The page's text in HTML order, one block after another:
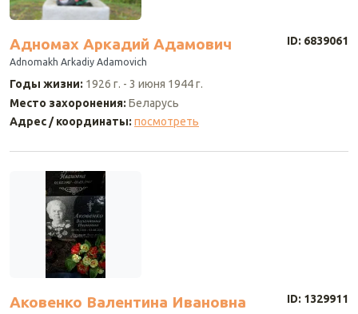
Адномах Аркадий Адамович ID: 6839061
Adnomakh Arkadiy Adamovich
Годы жизни: 1926 г. - 3 июня 1944 г.
Место захоронения: Беларусь
Адрес / координаты: посмотреть
Аковенко Валентина Ивановна ID: 1329911